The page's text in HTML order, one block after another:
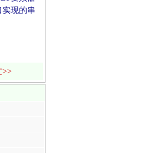
实现的串
>>